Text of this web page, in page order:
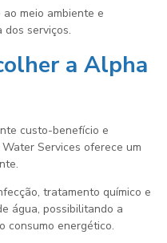
meio ambiente e
serviços.
a Alpha
custo-benefício e
Services oferece um
tratamento químico e
água, possibilitando a
consumo energético.